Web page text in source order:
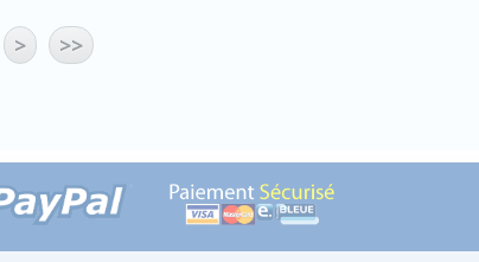
> >>